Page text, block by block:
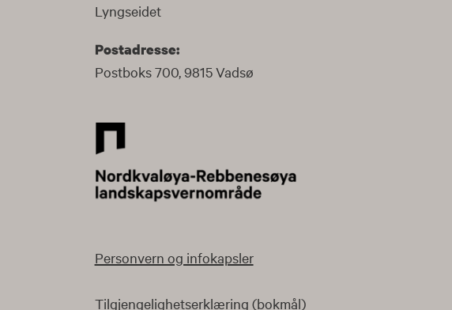
Lyngseidet
Postadresse:
Postboks 700, 9815 Vadsø
Personvern og infokapsler
Tilgjengelighetserklæring (bokmål)